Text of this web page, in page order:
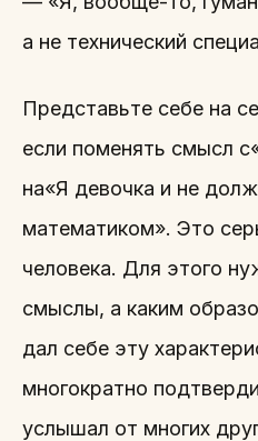
а не технический
Представьте себе на
если поменять смысл
на«Я девочка и не
математиком». Это
человека. Для этого
смыслы, а каким
дал себе эту
многократно
услышал от многих